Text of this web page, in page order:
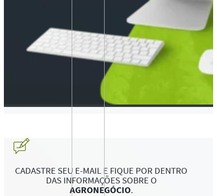
CADASTRE SEU E-MAIL E FIQUE POR DENTRO
DAS INFORMAÇÕES SOBRE O
AGRONEGÓCIO.